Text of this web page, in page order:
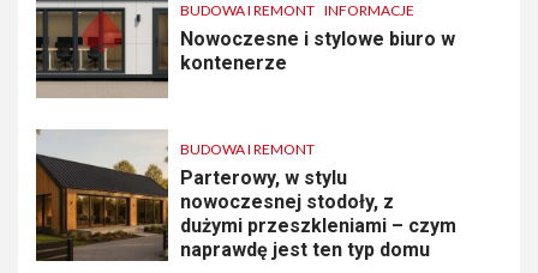
BUDOWA I REMONT INFORMACJE
Nowoczesne i stylowe biuro w
kontenerze
BUDOWA I REMONT
Parterowy, w stylu
nowoczesnej stodoły, z
dużymi przeszkleniami – czym
naprawdę jest ten typ domu